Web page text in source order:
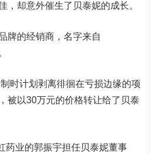
却意外催生了贝泰妮的成长。
的经销商，名字来自
计划剥离徘徊在亏损边缘的项
被以30万元的价格转让给了贝泰
业的郭振宇担任贝泰妮董事